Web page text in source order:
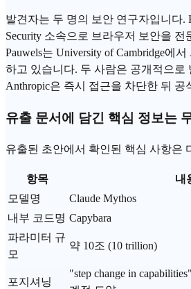
발견자는 두 명의 보안 연구자입니다.
Security 소속으로 브라우저 보안을 전
Pauwels는 University of Cambridge에
하고 있습니다. 두 사람은 공개적으로
Anthropic은 즉시 접근을 차단한 뒤 공
유출 문서에 담긴 핵심 정보는
유출된 초안에서 확인된 핵심 사항은
항목
내
모델명
Claude Mythos
내부 코드명 Capybara
파라미터 규
모
약 10조 (10 trillion)
포지셔닝
"step change in